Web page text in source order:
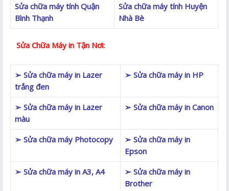
Sửa chữa máy tính Quận
Bình Thạnh
Sửa chữa máy tính Huyện
Nhà Bè
Sửa Chữa Máy in Tận Nơi:
➢ Sửa chữa máy in Lazer
trắng đen
➢ Sửa chữa máy in HP
➢ Sửa chữa máy in Lazer
màu
➢ Sửa chữa máy in Canon
➢ Sửa chữa máy Photocopy
➢ Sửa chữa máy in
Epson
➢ Sửa chữa máy in A3, A4
➢ Sửa chữa máy in
Brother